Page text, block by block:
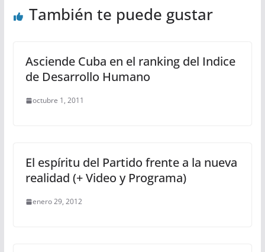
También te puede gustar
Asciende Cuba en el ranking del Indice
de Desarrollo Humano
octubre 1, 2011
El espíritu del Partido frente a la nueva
realidad (+ Video y Programa)
enero 29, 2012